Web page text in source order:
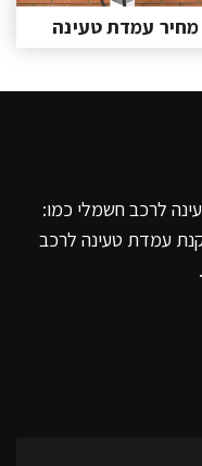
מחיר עמדת טעינה
לרכב חשמלי כמו:
עמדת טעינה לרכב